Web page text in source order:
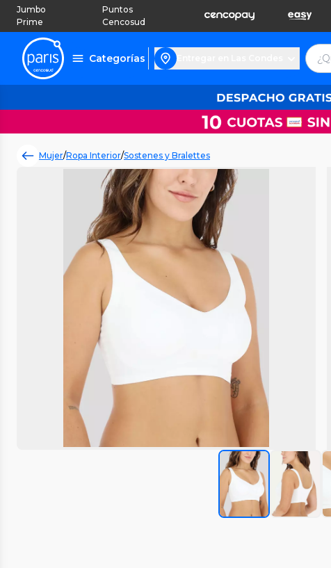
Jumbo
Prime
Puntos
Cencosud
Categorías
Mujer/Ropa Interior/Sostenes y Bralettes